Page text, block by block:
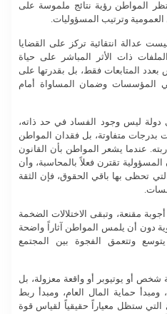
المواطن رؤية نتائج ملموسة على
وترتيب المسؤوليات.
عدالة انتقائية تركز على القضايا
ذات الأثر المباشر على حياة
بعدد المتابعات فقط، بل بقدرتها على
المؤسسات وضمان المساواة أمام
ليس وجود الفساد في حد ذاته،
بدرجات متفاوتة، بل فقدان المواطن
عندما يشعر المواطن بأن القانون
تقترن فعلاً بالمحاسبة، وأن
تحظى بها باقي الحقوق، فإن الثقة
مقنعة، وتبقى الاختلالات الضخمة
دون أن يلمس المواطن آثاراً واضحة
يتوسع وتتعمق الفجوة بين المجتمع
أو يوتيوبر أو واقعة معزولة، بل
ومبدأ حماية المال العام، ومبدأ ربط
التي ستظل معياراً حقيقياً لقياس قوة